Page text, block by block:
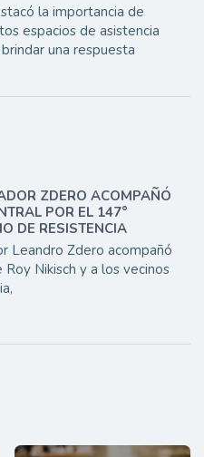
la importancia de
espacios de asistencia
una respuesta
ZDERO ACOMPAÑÓ
POR EL 147°
DE RESISTENCIA
Leandro Zdero acompañó
Nikisch y a los vecinos